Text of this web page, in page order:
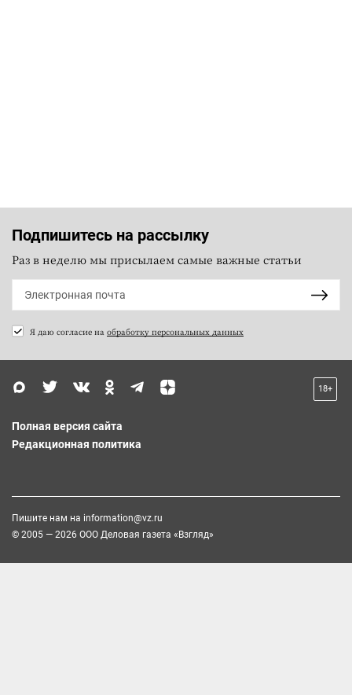
Подпишитесь на рассылку
Раз в неделю мы присылаем самые важные статьи
Я даю согласие на обработку персональных данных
18+
Полная версия сайта
Редакционная политика
Пишите нам на information@vz.ru
© 2005 — 2026 ООО Деловая газета «Взгляд»